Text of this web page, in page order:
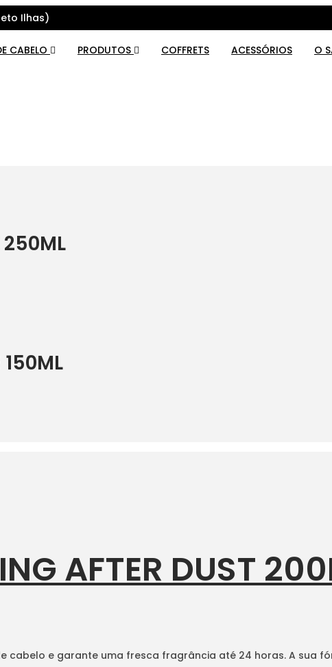
Ilhas)
CABELO PRODUTOS COFFRETS ACESSÓRIOS O
250ML
150ML
AFTER DUST
cabelo e garante uma fresca fragrância até 24 horas. A sua